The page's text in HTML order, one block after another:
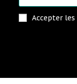
Accepter les